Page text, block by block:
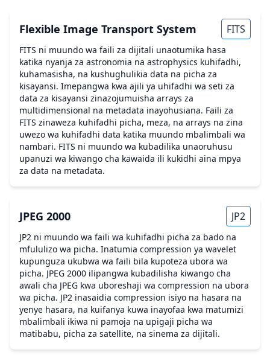
Flexible Image Transport System FITS
FITS ni muundo wa faili za dijitali unaotumika hasa
katika nyanja za astronomia na astrophysics kuhifadhi,
kuhamasisha, na kushughulikia data na picha za
kisayansi. Imepangwa kwa ajili ya uhifadhi wa seti za
data za kisayansi zinazojumuisha arrays za
multidimensional na metadata inayohusiana. Faili za
FITS zinaweza kuhifadhi picha, meza, na arrays na zina
uwezo wa kuhifadhi data katika muundo mbalimbali wa
nambari. FITS ni muundo wa kubadilika unaoruhusu
upanuzi wa kiwango cha kawaida ili kukidhi aina mpya
za data na metadata.
JPEG 2000 JP2
JP2 ni muundo wa faili wa kuhifadhi picha za bado na
mfululizo wa picha. Inatumia compression ya wavelet
kupunguza ukubwa wa faili bila kupoteza ubora wa
picha. JPEG 2000 ilipangwa kubadilisha kiwango cha
awali cha JPEG kwa uboreshaji wa compression na ubora
wa picha. JP2 inasaidia compression isiyo na hasara na
yenye hasara, na kuifanya kuwa inayofaa kwa matumizi
mbalimbali ikiwa ni pamoja na upigaji picha wa
matibabu, picha za satellite, na sinema za dijitali.